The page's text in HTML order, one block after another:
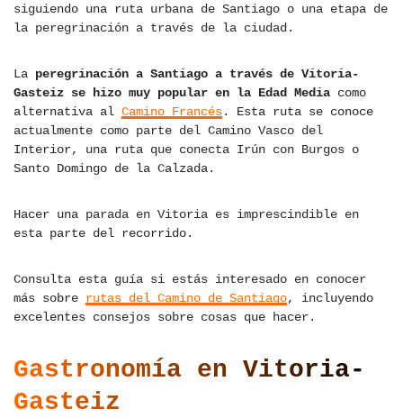
siguiendo una ruta urbana de Santiago o una etapa de
la peregrinación a través de la ciudad.
La peregrinación a Santiago a través de Vitoria-
Gasteiz se hizo muy popular en la Edad Media como
alternativa al Camino Francés. Esta ruta se conoce
actualmente como parte del Camino Vasco del
Interior, una ruta que conecta Irún con Burgos o
Santo Domingo de la Calzada.
Hacer una parada en Vitoria es imprescindible en
esta parte del recorrido.
Consulta esta guía si estás interesado en conocer
más sobre rutas del Camino de Santiago, incluyendo
excelentes consejos sobre cosas que hacer.
Gastronomía en Vitoria-
Gasteiz